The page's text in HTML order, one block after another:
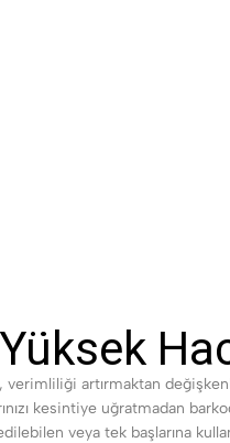
verimliliği artırmaktan
kesintiye uğratmadan
veya tek başlarına